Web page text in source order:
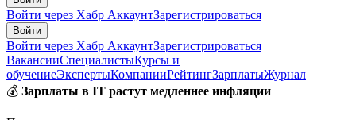
Войти через Хабр АккаунтЗарегистрироваться
Войти
Войти через Хабр АккаунтЗарегистрироваться
ВакансииСпециалистыКурсы и
обучениеЭкспертыКомпанииРейтингЗарплатыЖурнал
💰 Зарплаты в IT растут медленнее инфляции